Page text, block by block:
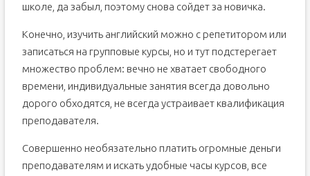
школе, да забыл, поэтому снова сойдет за новичка.
Конечно, изучить английский можно с репетитором или
записаться на групповые курсы, но и тут подстерегает
множество проблем: вечно не хватает свободного
времени, индивидуальные занятия всегда довольно
дорого обходятся, не всегда устраивает квалификация
преподавателя.
Совершенно необязательно платить огромные деньги
преподавателям и искать удобные часы курсов, все